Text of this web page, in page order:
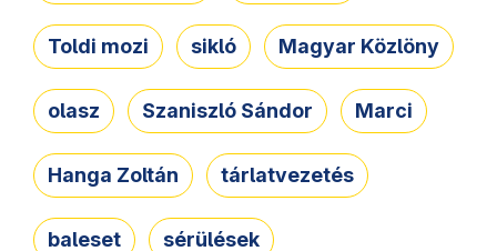
Toldi mozi sikló Magyar Közlöny
olasz Szaniszló Sándor Marci
Hanga Zoltán tárlatvezetés
baleset sérülések